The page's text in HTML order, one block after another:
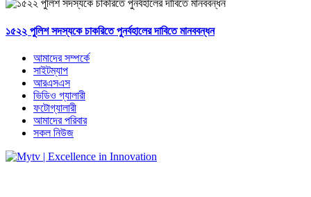
১৫২২ পুলিশ সদস্যকে চাকরিতে পুনর্বহালের দাবিতে মানববন্ধন
আমাদের সম্পর্কে
সাইটম্যাপ
আরএসএস
ভিডিও গ্যালারী
ফটোগ্যালারী
আমাদের পরিবার
সকল নিউজ